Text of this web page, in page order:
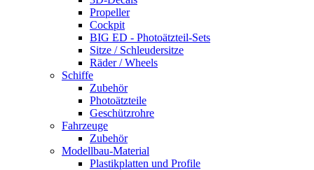
Propeller
Cockpit
BIG ED - Photoätzteil-Sets
Sitze / Schleudersitze
Räder / Wheels
Schiffe
Zubehör
Photoätzteile
Geschützrohre
Fahrzeuge
Zubehör
Modellbau-Material
Plastikplatten und Profile